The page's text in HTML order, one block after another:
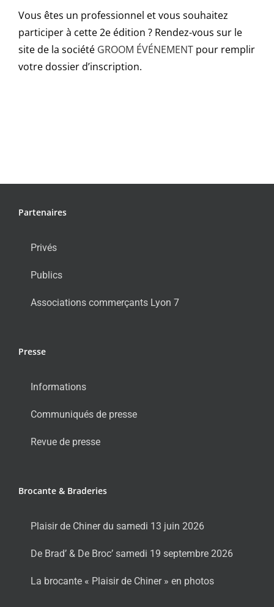
Vous êtes un professionnel et vous souhaitez
participer à cette 2e édition ? Rendez-vous sur le
site de la société GROOM ÉVÉNEMENT pour remplir
votre dossier d’inscription.
Partenaires
Privés
Publics
Associations commerçants Lyon 7
Presse
Informations
Communiqués de presse
Revue de presse
Brocante & Braderies
Plaisir de Chiner du samedi 13 juin 2026
De Brad’ & De Broc’ samedi 19 septembre 2026
La brocante « Plaisir de Chiner » en photos